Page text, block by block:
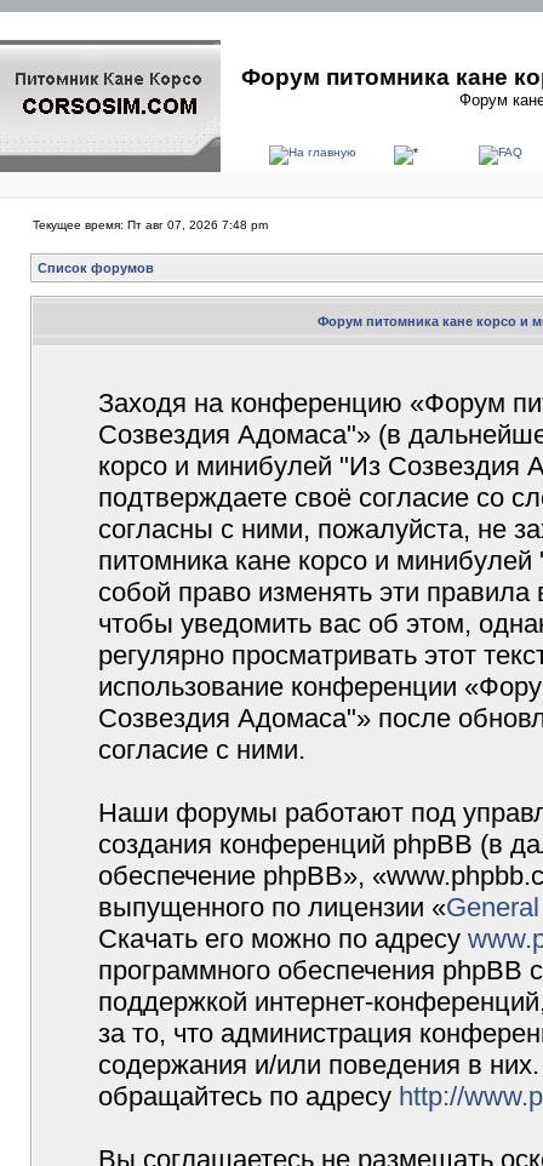
Форум питомника кане
Форум
Текущее время: Пт авг 07, 2026 7:48 pm
Список форумов
Форум питомника кане корсо и
Заходя на конференцию «Форум
Созвездия Адомаса"» (в
корсо и минибулей "Из Созвездия
подтверждаете своё согласие со
согласны с ними, пожалуйста, не
питомника кане корсо и
собой право изменять эти
чтобы уведомить вас об этом,
регулярно просматривать этот
использование конференции
Созвездия Адомаса"» после
согласие с ними.
Наши форумы работают под
создания конференций phpBB (в
обеспечение phpBB»,
выпущенного по лицензии «
Скачать его можно по адресу
программного обеспечения phpBB
поддержкой интернет-
за то, что администрация
содержания и/или поведения в
обращайтесь по адресу http://
Вы соглашаетесь не размещать